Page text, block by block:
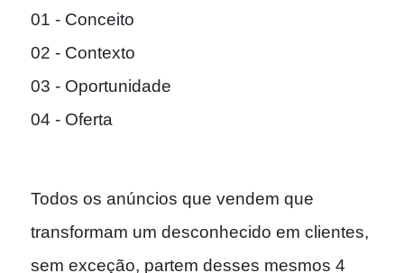
01 - Conceito
02 - Contexto
03 - Oportunidade
04 - Oferta
Todos os anúncios que vendem que
transformam um desconhecido em clientes,
sem exceção, partem desses mesmos 4